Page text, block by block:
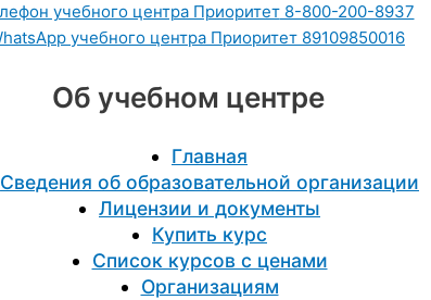
8-800-200-8937
89109850016
Об учебном центре
Главная
Сведения об образовательной организации
Лицензии и документы
Купить курс
Список курсов с ценами
Организациям